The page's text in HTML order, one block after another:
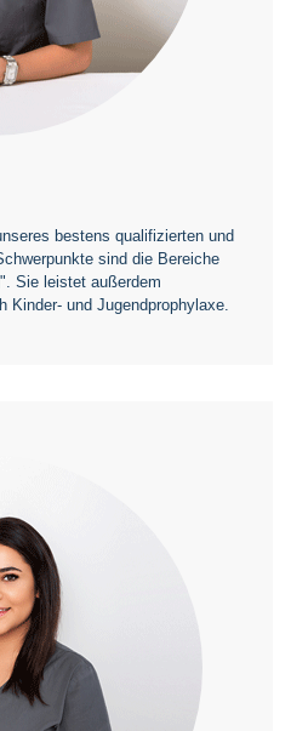
bestens qualifizierten und
sind die Bereiche
Sie leistet außerdem
Kinder- und Jugendprophylaxe.